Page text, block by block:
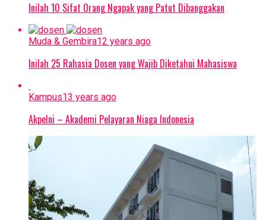
Inilah 10 Sifat Orang Ngapak yang Patut Dibanggakan
Muda & Gembira12 years ago
Inilah 25 Rahasia Dosen yang Wajib Diketahui Mahasiswa
Kampus13 years ago
Akpelni – Akademi Pelayaran Niaga Indonesia